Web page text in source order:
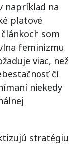
napríklad na
platové
som
feminizmu
viac, než
či
niekedy
stratégiu